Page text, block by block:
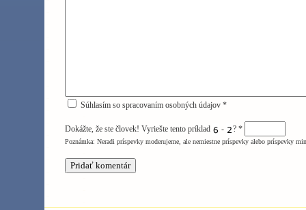
Súhlasím so spracovaním osobných údajov *
Dokážte, že ste človek! Vyriešte tento príklad - ? *
Poznámka: Neradi príspevky moderujeme, ale nemiestne príspevky alebo príspevky